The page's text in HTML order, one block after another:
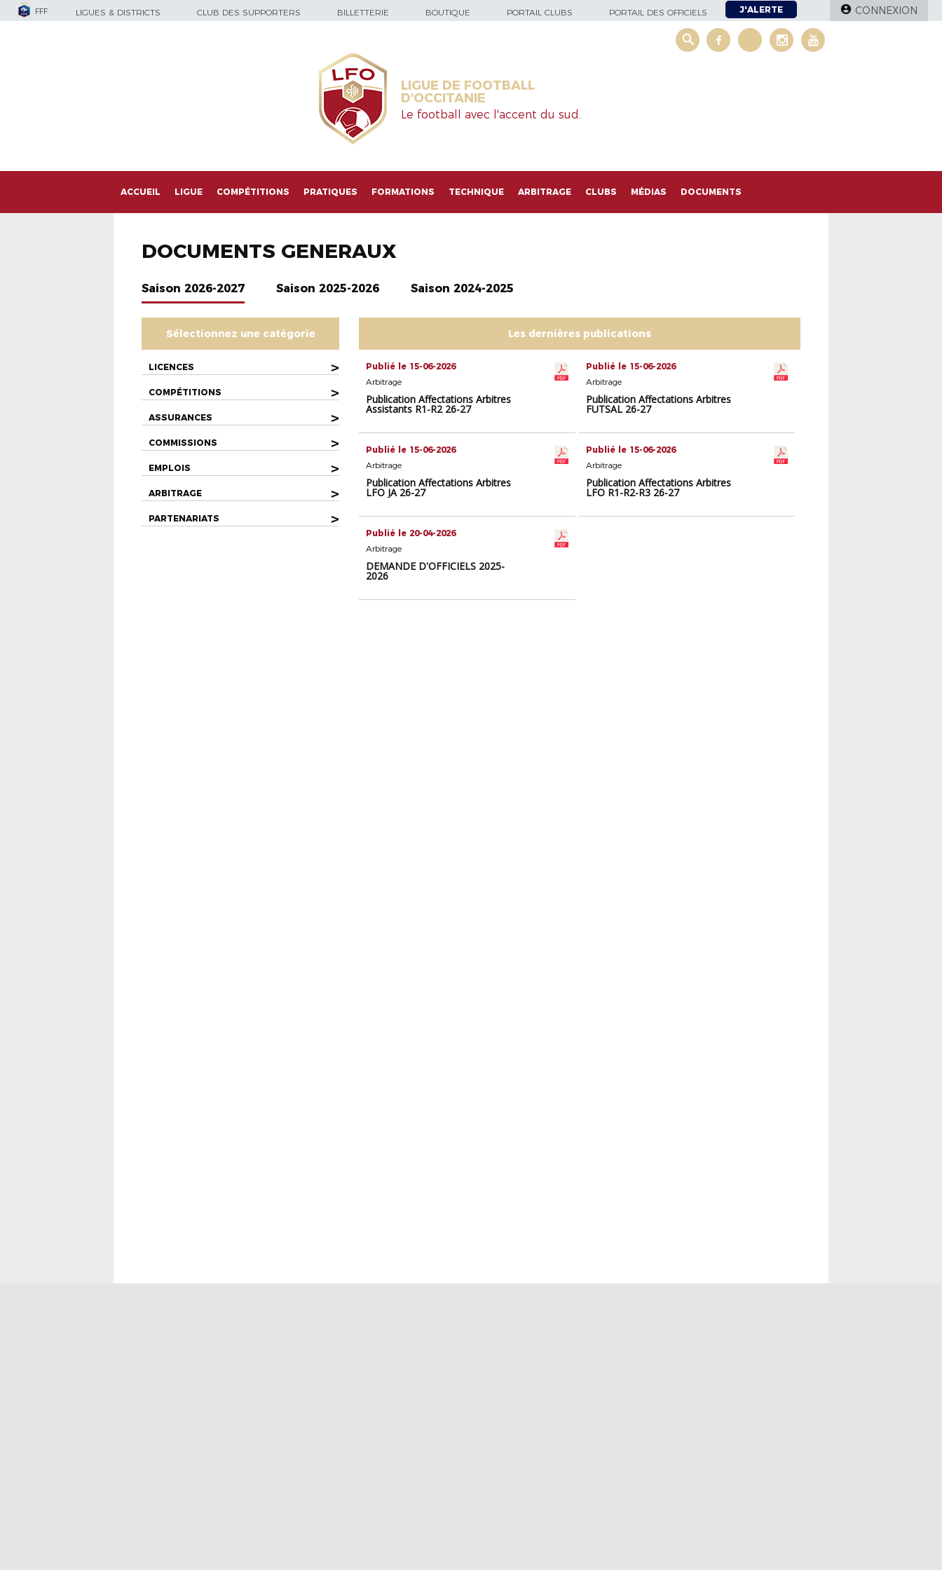
FFF LIGUES & DISTRICTS CLUB DES SUPPORTERS BILLETTERIE BOUTIQUE PORTAIL CLUBS PORTAIL DES OFFICIELS J'ALERTE CONNEXION
LIGUE DE FOOTBALL
D'OCCITANIE
Le football avec l'accent du sud.
ACCUEIL LIGUE COMPÉTITIONS PRATIQUES FORMATIONS TECHNIQUE ARBITRAGE CLUBS MÉDIAS DOCUMENTS
DOCUMENTS GENERAUX
Saison 2026-2027 Saison 2025-2026 Saison 2024-2025
Sélectionnez une catégorie
LICENCES >
COMPÉTITIONS >
ASSURANCES >
COMMISSIONS >
EMPLOIS >
ARBITRAGE >
PARTENARIATS >
Les dernières publications
Publié le 15-06-2026
Arbitrage
Publication Affectations Arbitres
Assistants R1-R2 26-27
Publié le 15-06-2026
Arbitrage
Publication Affectations Arbitres
FUTSAL 26-27
Publié le 15-06-2026
Arbitrage
Publication Affectations Arbitres
LFO JA 26-27
Publié le 15-06-2026
Arbitrage
Publication Affectations Arbitres
LFO R1-R2-R3 26-27
Publié le 20-04-2026
Arbitrage
DEMANDE D'OFFICIELS 2025-
2026